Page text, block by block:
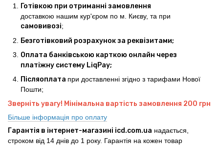
Готівкою при отриманні замовлення
доставкою нашим кур'єром по м. Києву, та при
самовивозі;
Безготівковий розрахунок за реквізитами;
Оплата банківською карткою онлайн через
платіжну систему LiqPay;
Післяоплата при доставленні згідно з тарифами Нової
Пошти;
Зверніть увагу! Мінімальна вартість замовлення 200 грн
Більше інформація про оплату
Гарантія в інтернет-магазині icd.com.ua надається,
строком від 14 днів до 1 року. Гарантія на кожен товар